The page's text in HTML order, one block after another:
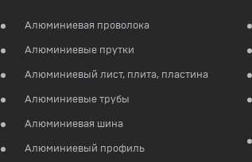
Алюминиевая проволока
Алюминиевые прутки
Алюминиевый лист, плита, пластина
Алюминиевые трубы
Алюминиевая шина
Алюминиевый профиль